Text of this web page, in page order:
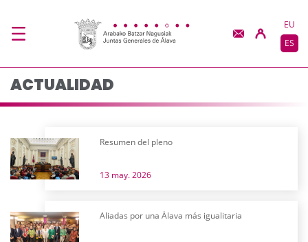
Actualidad - JJGG-
EU
ES
ACTUALIDAD
Resumen del pleno
13 may. 2026
Aliadas por una Álava más igualitaria